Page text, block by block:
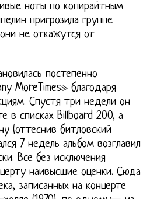
ноты по копирайтным
пригрозила группе
не откажутся от
постепенно
MoreTimes» благодаря
Спустя три недели он
в списках Billboard 200, а
(оттеснив битловский
7 недель альбом возглавил
Все без исключения
наивысшие оценки. Сюда
записанных на концерте